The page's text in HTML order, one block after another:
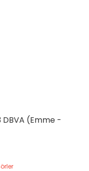
DBVA (Emme -